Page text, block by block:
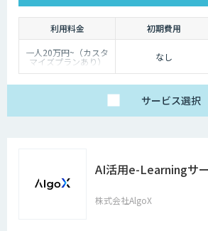
利用料金 初期費用
一人20万円~（カスタ
マイズプランあり） なし
サービス選択
AI活用e-Learningサ
株式会社AlgoX